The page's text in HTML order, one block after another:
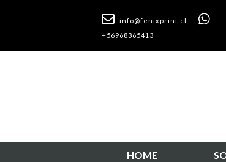
info@fenixprint.cl
+56968365413
HOME